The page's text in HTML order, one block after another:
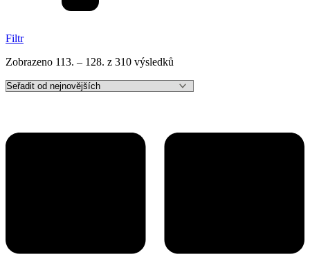
Filtr
Zobrazeno 113. – 128. z 310 výsledků
nejnovějších